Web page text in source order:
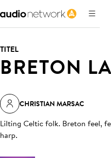
TITEL
BRETON
CHRISTIAN MARSAC
Lilting Celtic folk. Breton feel,
harp.